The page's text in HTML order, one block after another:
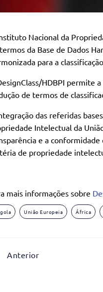
Nacional da
da Base de Dados
para a
HDBPI permite
de termos de
das referidas
Intelectual da
e a
de propriedade
mais informações sobre
União Europeia África
Anterior